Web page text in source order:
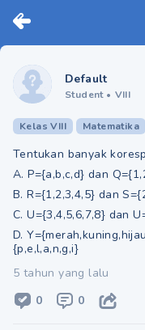
Default
Student • VIII
Kelas VIII Matematika
Tentukan banyak
A. P={a,b,c,d} dan
B. R={1,2,3,4,5} dan
C. U={3,4,5,6,7,8} dan
D.
{p,e,l,a,n,g,i}
5 tahun yang lalu
0
0